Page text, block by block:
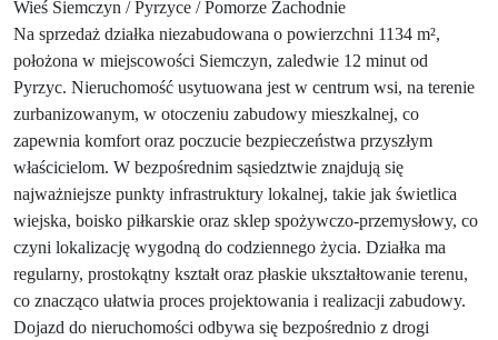
Wieś Siemczyn / Pyrzyce / Pomorze Zachodnie
Na sprzedaż działka niezabudowana o powierzchni 1134 m²,
położona w miejscowości Siemczyn, zaledwie 12 minut od
Pyrzyc. Nieruchomość usytuowana jest w centrum wsi, na terenie
zurbanizowanym, w otoczeniu zabudowy mieszkalnej, co
zapewnia komfort oraz poczucie bezpieczeństwa przyszłym
właścicielom. W bezpośrednim sąsiedztwie znajdują się
najważniejsze punkty infrastruktury lokalnej, takie jak świetlica
wiejska, boisko piłkarskie oraz sklep spożywczo-przemysłowy, co
czyni lokalizację wygodną do codziennego życia. Działka ma
regularny, prostokątny kształt oraz płaskie ukształtowanie terenu,
co znacząco ułatwia proces projektowania i realizacji zabudowy.
Dojazd do nieruchomości odbywa się bezpośrednio z drogi